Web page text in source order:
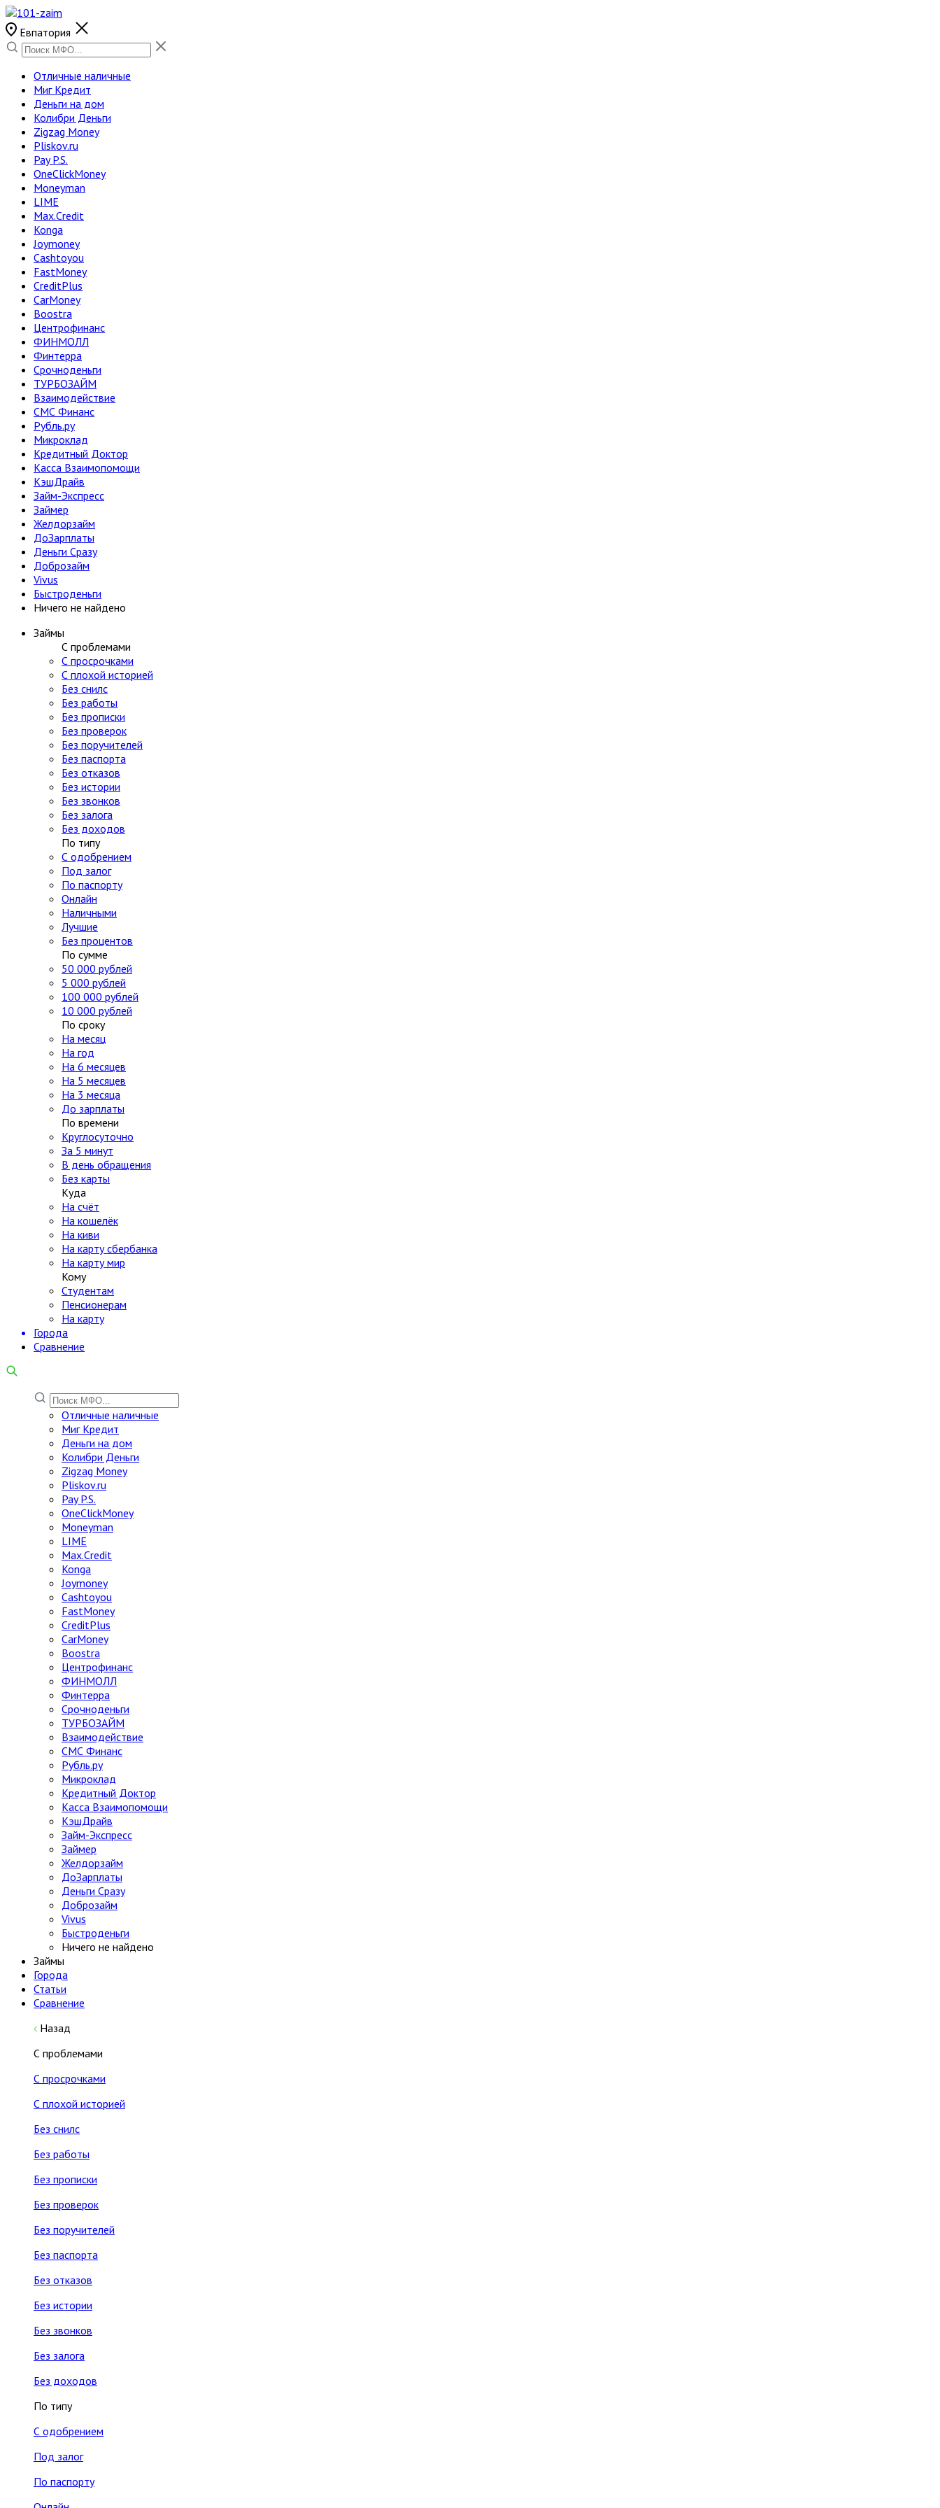
Евпатория
Отличные наличные
Миг Кредит
Деньги на дом
Колибри Деньги
Zigzag Money
Pliskov.ru
Pay P.S.
OneClickMoney
Moneyman
LIME
Max.Credit
Konga
Joymoney
Cashtoyou
FastMoney
CreditPlus
CarMoney
Boostra
Центрофинанс
ФИНМОЛЛ
Финтерра
Срочноденьги
ТУРБОЗАЙМ
Взаимодействие
СМС Финанс
Рубль.ру
Микроклад
Кредитный Доктор
Касса Взаимопомощи
КэшДрайв
Займ-Экспресс
Займер
Желдорзайм
ДоЗарплаты
Деньги Сразу
Доброзайм
Vivus
Быстроденьги
Ничего не найдено
Займы
С проблемами
С просрочками
С плохой историей
Без снилс
Без работы
Без прописки
Без проверок
Без поручителей
Без паспорта
Без отказов
Без истории
Без звонков
Без залога
Без доходов
По типу
С одобрением
Под залог
По паспорту
Онлайн
Наличными
Лучшие
Без процентов
По сумме
50 000 рублей
5 000 рублей
100 000 рублей
10 000 рублей
По сроку
На месяц
На год
На 6 месяцев
На 5 месяцев
На 3 месяца
До зарплаты
По времени
Круглосуточно
За 5 минут
В день обращения
Без карты
Куда
На счёт
На кошелёк
На киви
На карту сбербанка
На карту мир
Кому
Студентам
Пенсионерам
На карту
Города
Сравнение
Отличные наличные
Миг Кредит
Деньги на дом
Колибри Деньги
Zigzag Money
Pliskov.ru
Pay P.S.
OneClickMoney
Moneyman
LIME
Max.Credit
Konga
Joymoney
Cashtoyou
FastMoney
CreditPlus
CarMoney
Boostra
Центрофинанс
ФИНМОЛЛ
Финтерра
Срочноденьги
ТУРБОЗАЙМ
Взаимодействие
СМС Финанс
Рубль.ру
Микроклад
Кредитный Доктор
Касса Взаимопомощи
КэшДрайв
Займ-Экспресс
Займер
Желдорзайм
ДоЗарплаты
Деньги Сразу
Доброзайм
Vivus
Быстроденьги
Ничего не найдено
Займы
Города
Статьи
Сравнение
Назад
С проблемами
С просрочками
С плохой историей
Без снилс
Без работы
Без прописки
Без проверок
Без поручителей
Без паспорта
Без отказов
Без истории
Без звонков
Без залога
Без доходов
По типу
С одобрением
Под залог
По паспорту